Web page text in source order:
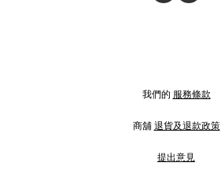
我們的 服務條款
商舖 退貨及退款政策
提出意見